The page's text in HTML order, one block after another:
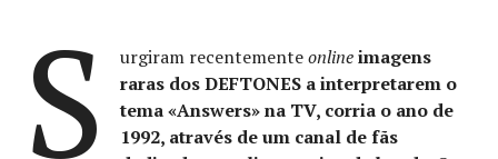
S urgiram recentementeonlineimagens
raras dos DEFTONES a interpretarem o
tema «Answers» ​​na TV, corria o ano de
1992, através de um canal de fãs